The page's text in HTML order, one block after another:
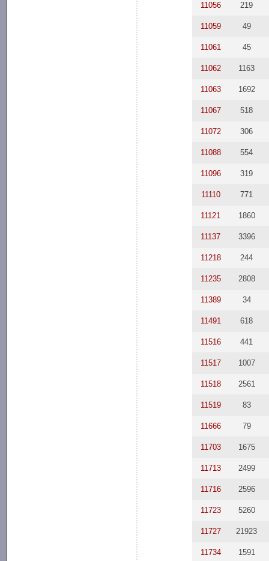
11056 219
11059 49
11061 45
11062 1163
11063 1692
11067 518
11072 306
11088 554
11096 319
11110 771
11121 1860
11137 3396
11218 244
11235 2808
11389 34
11491 618
11516 441
11517 1007
11518 2561
11519 83
11666 79
11703 1675
11713 2499
11716 2596
11723 5260
11727 21923
11734 1591